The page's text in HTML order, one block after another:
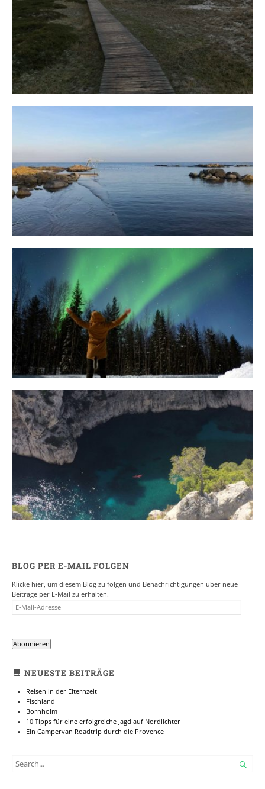
Fischland
12. FEBRUAR 2019
Bornholm
29. OKTOBER 2018
10 Tipps für eine erfolgreiche Jagd
auf Nordlichter
31. JANUAR 2018
Ein Campervan Roadtrip durch die
BLOG PER E-MAIL FOLGEN
Klicke hier, um diesem Blog zu folgen und Benachrichtigungen über neue
Beiträge per E-Mail zu erhalten.
E-
MAIL-
Abonnieren
NEUESTE BEITRÄGE
Reisen in der Elternzeit
Fischland
Bornholm
10 Tipps für eine erfolgreiche Jagd auf Nordlichter
Ein Campervan Roadtrip durch die Provence
SEARCH
FOR...
